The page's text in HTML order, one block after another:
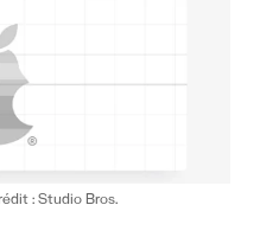
: Studio Bros.